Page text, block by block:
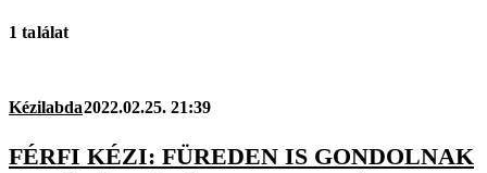
1 találat
Kézilabda2022.02.25. 21:39
FÉRFI KÉZI: FÜREDEN IS GONDOLNAK